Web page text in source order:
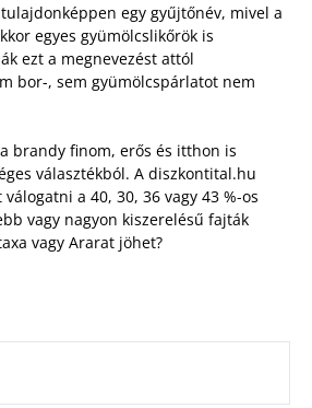
egy gyűjtőnév, mivel a
egyes gyümölcslikőrök is
ezt a megnevezést attól
bor-, sem gyümölcspárlatot nem
brandy finom, erős és itthon is
választékból. A diszkontital.hu
a 40, 30, 36 vagy 43 %-os
vagy nagyon kiszerelésű fajták
vagy Ararat jöhet?